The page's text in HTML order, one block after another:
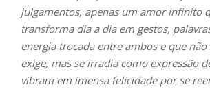
julgamentos, apenas um amor infinito
transforma dia a dia em gestos,
energia trocada entre ambos e que não
exige, mas se irradia como expressão
vibram em imensa felicidade por se